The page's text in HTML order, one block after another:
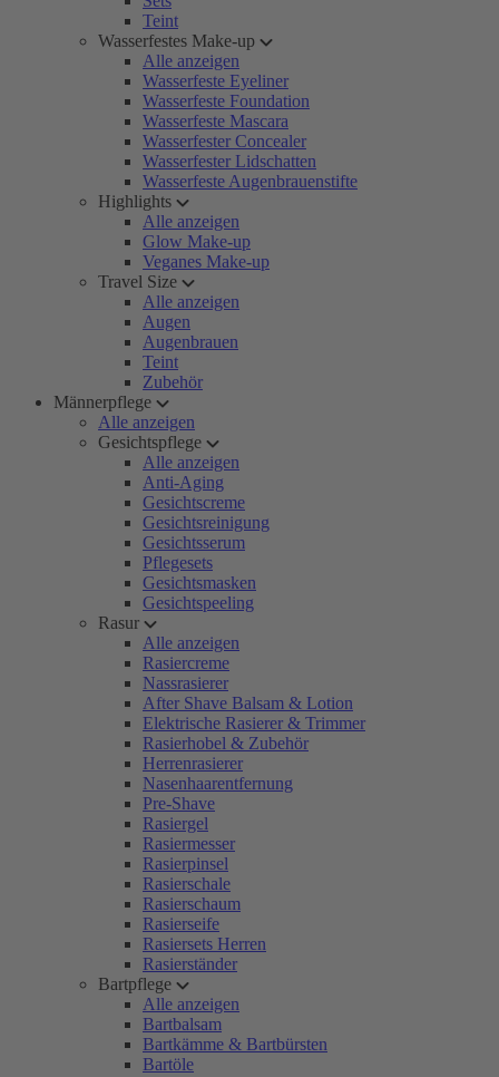
Teint
Wasserfestes Make-up
Alle anzeigen
Wasserfeste Eyeliner
Wasserfeste Foundation
Wasserfeste Mascara
Wasserfester Concealer
Wasserfester Lidschatten
Wasserfeste Augenbrauenstifte
Highlights
Alle anzeigen
Glow Make-up
Veganes Make-up
Travel Size
Alle anzeigen
Augen
Augenbrauen
Teint
Zubehör
Männerpflege
Alle anzeigen
Gesichtspflege
Alle anzeigen
Anti-Aging
Gesichtscreme
Gesichtsreinigung
Gesichtsserum
Pflegesets
Gesichtsmasken
Gesichtspeeling
Rasur
Alle anzeigen
Rasiercreme
Nassrasierer
After Shave Balsam & Lotion
Elektrische Rasierer & Trimmer
Rasierhobel & Zubehör
Herrenrasierer
Nasenhaarentfernung
Pre-Shave
Rasiergel
Rasiermesser
Rasierpinsel
Rasierschale
Rasierschaum
Rasierseife
Rasiersets Herren
Rasierständer
Bartpflege
Alle anzeigen
Bartbalsam
Bartkämme & Bartbürsten
Bartöle